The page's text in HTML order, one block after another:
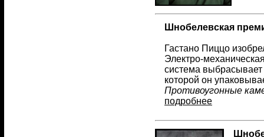
Шнобелевская
Гастано Пиццо
Электро-
система выбрасывает
которой он
Противоугонные
подробнее